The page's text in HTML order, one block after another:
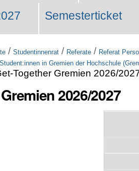
Semesterticket
/ Studentinnenrat / Referate / Referat
in Gremien der Hochschule
Together Gremien 2026/
2026/2027